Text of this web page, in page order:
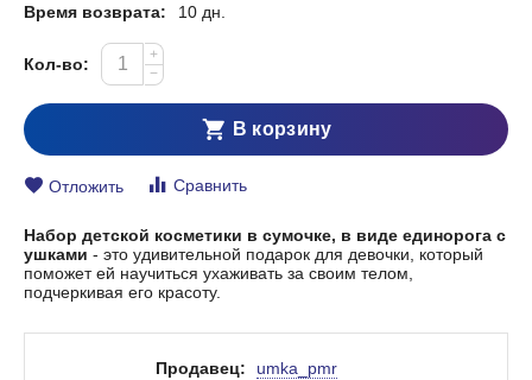
Время возврата: 10 дн.
Кол-во:
+
−
В корзину
Отложить Сравнить
Набор детской косметики в сумочке, в виде единорога с
ушками - это удивительной подарок для девочки, который
поможет ей научиться ухаживать за своим телом,
подчеркивая его красоту.
Продавец: umka_pmr